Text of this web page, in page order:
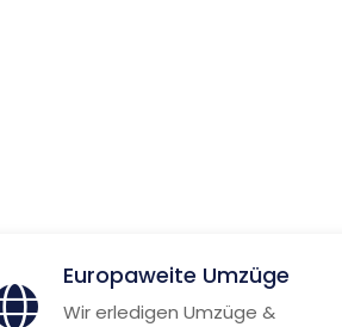
Europaweite Umzüge
Wir erledigen Umzüge &